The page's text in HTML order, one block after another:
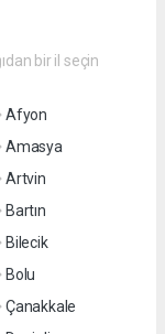
bir il seçin
Afyon
Amasya
Artvin
Bartın
Bilecik
Bolu
Çanakkale